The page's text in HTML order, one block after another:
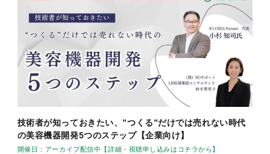
技術者が知っておきたい、”つくる”だけでは売れない時代
の美容機器開発5つのステップ【企業向け】
開催日：アーカイブ配信中【詳細・視聴申し込みはコチラから】